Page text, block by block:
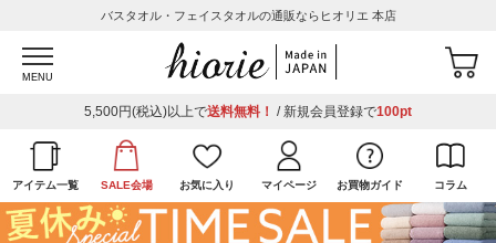
バスタオル・フェイスタオルの通販ならヒオリエ 本店
MENU
5,500円(税込)以上で送料無料！ / 新規会員登録で100pt
アイテム一覧 SALE会場 お気に入り マイページ お買物ガイド コラム